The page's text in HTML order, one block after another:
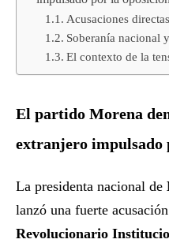
Acusaciones
Soberanía nacional
El contexto de la
El partido Morena
extranjero impulsado
La presidenta nacional de
lanzó una fuerte
Revolucionario